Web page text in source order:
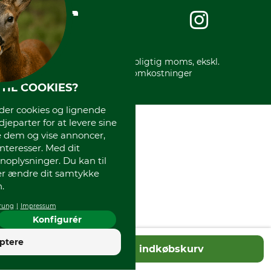
Tilføj til indkøbskurv
Impressum
Gratis returlabel
International
* Alle priser inkl. lovpligtig moms, ekskl.
forsendelsesomkostninger
COOKIES?
cookies og lignende
for at levere sine
og vise annoncer,
Med dit
Du kan til
ændre dit samtykke
Impressum
Konfigurér